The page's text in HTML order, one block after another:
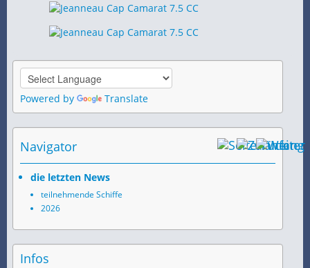
Powered by Translate
Navigator
die letzten News
teilnehmende Schiffe
2026
Infos